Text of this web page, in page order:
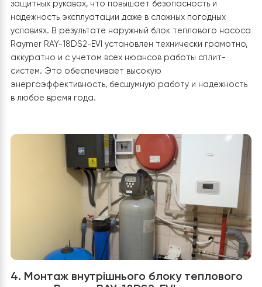
ровность. После этого конструкцию дополнительно
выровняли и закрепили анкерными болтами во
каких-либо колебаний или смещений во время работы
компрессора. Место монтажа подобрано так, чтобы
обеспечить свободную циркуляцию воздуха вокруг
достаточное пространство для забора и выброса
воздуха гарантирует стабильную работу даже в
поддона, поэтому дополнительному
не требовалось. Это решение предотвращает
обмерзание дренажа во время работы в зимний
обеспечивает бесперебойную работу системы
размораживания Smart Defrost.Фреоновая
была проложена через новое отверстие в стене, что
позволило получить оптимальную длину трассы,
рекомендованную производителем для стабильной
работы компрессора. Трасса дополнительно
изолирована термостойким каучуковым материалом,